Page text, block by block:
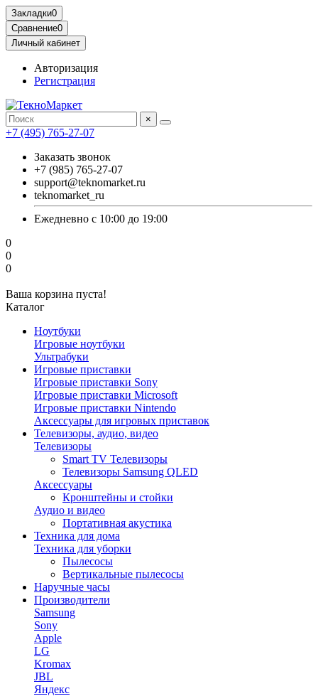
Закладки0
Сравнение0
Личный кабинет
Авторизация
Регистрация
×
+7 (495) 765-27-07
Заказать звонок
+7 (985) 765-27-07
support@teknomarket.ru
teknomarket_ru
Ежедневно с 10:00 до 19:00
0
0
0
Ваша корзина пуста!
Каталог
Ноутбуки
Игровые ноутбуки
Ультрабуки
Игровые приставки
Игровые приставки Sony
Игровые приставки Microsoft
Игровые приставки Nintendo
Аксессуары для игровых приставок
Телевизоры, аудио, видео
Телевизоры
Smart TV Телевизоры
Телевизоры Samsung QLED
Аксессуары
Кронштейны и стойки
Аудио и видео
Портативная акустика
Техника для дома
Техника для уборки
Пылесосы
Вертикальные пылесосы
Наручные часы
Производители
Samsung
Sony
Apple
LG
Kromax
JBL
Яндекс